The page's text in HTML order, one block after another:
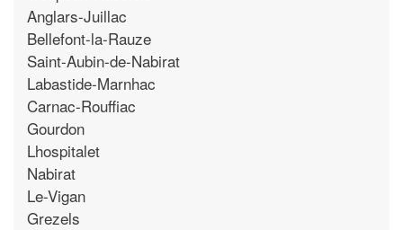
Anglars-Juillac
Bellefont-la-Rauze
Saint-Aubin-de-Nabirat
Labastide-Marnhac
Carnac-Rouffiac
Gourdon
Lhospitalet
Nabirat
Le-Vigan
Grezels